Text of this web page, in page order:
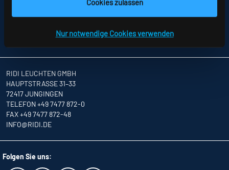
Cookies zulassen
Nur notwendige Cookies verwenden
RIDI LEUCHTEN GMBH
HAUPTSTRASSE 31–33
72417 JUNGINGEN
TELEFON +49 7477 872-0
FAX +49 7477 872-48
INFO@RIDI.DE
Folgen Sie uns: